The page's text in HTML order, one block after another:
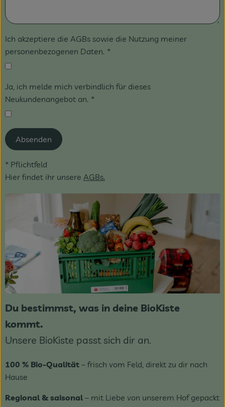
Ich akzeptiere die AGBs sowie die Nutzung meiner
personenbezogenen Daten. *
Ja, ich melde mich verbindlich für dieses
Neukundenangebot an. *
Absenden
* Pflichtfeld
Hier findet ihr unsere AGBs.
Du bestimmst, was in deine BioKiste
kommt.
Unsere BioKiste passt sich dir an.
100 % Bio-Qualität – frisch vom Feld, direkt zu dir nach
Hause
Regional & saisonal – mit Liebe von unserem Hof gepackt